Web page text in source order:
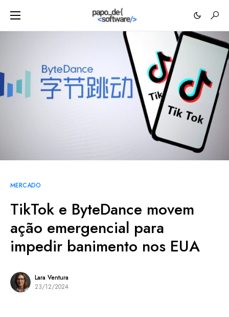
MERCADO
TikTok e ByteDance movem
ação emergencial para
impedir banimento nos EUA
Lara Ventura
23/12/2024